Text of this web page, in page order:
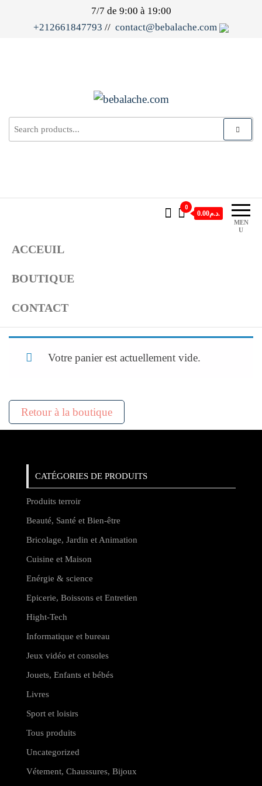
7/7 de 9:00 à 19:00
+212661847793 // contact@bebalache.com
bebalache.com
MEN
U
0
0.00د.م.
ACCEUIL
BOUTIQUE
CONTACT
Votre panier est actuellement vide.
Retour à la boutique
CATÉGORIES DE PRODUITS
Produits terroir
Beauté, Santé et Bien-être
Bricolage, Jardin et Animation
Cuisine et Maison
Enérgie & science
Epicerie, Boissons et Entretien
Hight-Tech
Informatique et bureau
Jeux vidéo et consoles
Jouets, Enfants et bébés
Livres
Sport et loisirs
Tous produits
Uncategorized
Vétement, Chaussures, Bijoux